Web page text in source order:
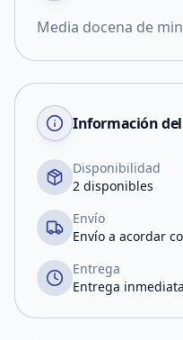
Media docena de
Información
Disponibilidad
2 disponibles
Envío
Envío a acordar
Entrega
Entrega inmediata